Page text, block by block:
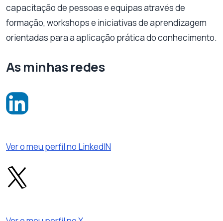
capacitação de pessoas e equipas através de
formação, workshops e iniciativas de aprendizagem
orientadas para a aplicação prática do conhecimento.
As minhas redes
Ver o meu perfil no LinkedIN